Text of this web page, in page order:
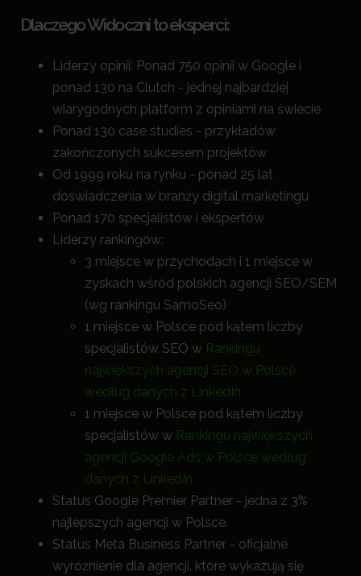
Dlaczego Widoczni to eksperci:
Liderzy opinii: Ponad 750 opinii w Google i
ponad 130 na Clutch - jednej najbardziej
wiarygodnych platform z opiniami na świecie
Ponad 130 case studies - przykładów
zakończonych sukcesem projektów
Od 1999 roku na rynku - ponad 25 lat
doświadczenia w branży digital marketingu
Ponad 170 specjalistów i ekspertów
Liderzy rankingów:
3 miejsce w przychodach i 1 miejsce w
zyskach wśród polskich agencji SEO/SEM
(wg rankingu SamoSeo)
1 miejsce w Polsce pod kątem liczby
specjalistów SEO w Rankingu
największych agencji SEO w Polsce
według danych z LinkedIn
1 miejsce w Polsce pod kątem liczby
specjalistów w Rankingu największych
agencji Google Ads w Polsce według
danych z LinkedIn
Status Google Premier Partner - jedna z 3%
najlepszych agencji w Polsce.
Status Meta Business Partner - oficjalne
wyróżnienie dla agencji, które wykazują się